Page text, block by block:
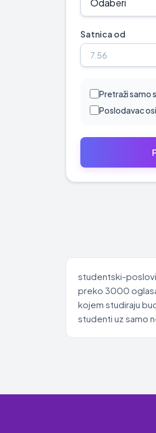
Satnica od
Pretraži samo
Poslodavac
studentski-
preko 3000
kojem studiraju
studenti uz samo